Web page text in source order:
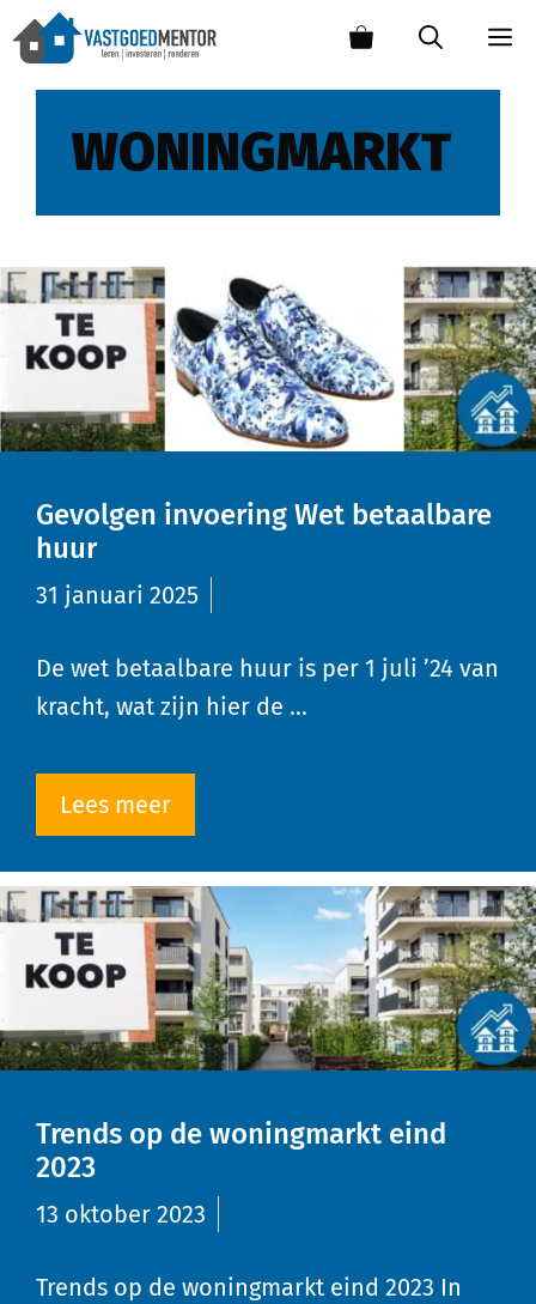
WONINGMARKT
Gevolgen invoering Wet betaalbare
huur
31 januari 2025
De wet betaalbare huur is per 1 juli ’24 van
kracht, wat zijn hier de …
Lees meer
Trends op de woningmarkt eind
2023
13 oktober 2023
Trends op de woningmarkt eind 2023 In